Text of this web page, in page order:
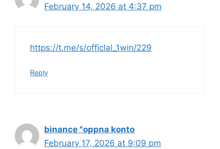
February 14, 2026 at 4:37 pm
https://t.me/s/officlal_1win/229
Reply
binance "oppna konto
February 17, 2026 at 9:09 pm